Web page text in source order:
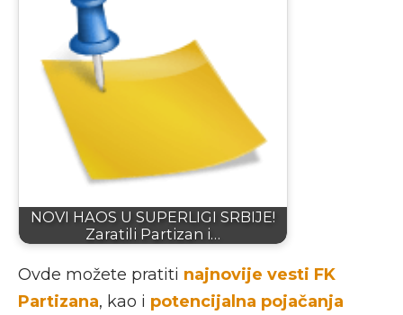
NOVI HAOS U SUPERLIGI SRBIJE!
Zaratili Partizan i…
Ovde možete pratiti najnovije vesti FK
Partizana, kao i potencijalna pojačanja